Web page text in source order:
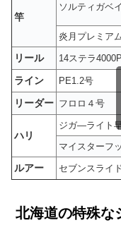
竿
ソルティガベ
炎月プレミア
リール 14ステラ
ライン PE1.2号
リーダー フロロ４号
ハリ
ジガ―ライト
マイスターフ
ルアー セブンスライ
北海道の特殊な